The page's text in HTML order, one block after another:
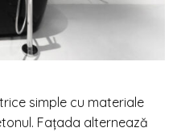
simple cu materiale
Fațada alternează